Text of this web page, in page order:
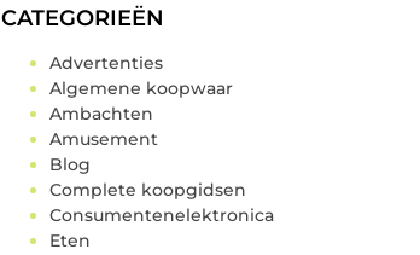
CATEGORIEËN
Advertenties
Algemene koopwaar
Ambachten
Amusement
Blog
Complete koopgidsen
Consumentenelektronica
Eten